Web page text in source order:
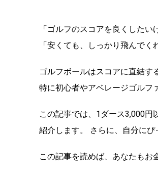
「ゴルフのスコアを良くした
「安くても、しっかり飛んで
ゴルフボールはスコアに直結す
特に初心者やアベレージゴルフ
この記事では、1ダース3,000
紹介します。 さらに、自分にぴ
この記事を読めば、あなたもお